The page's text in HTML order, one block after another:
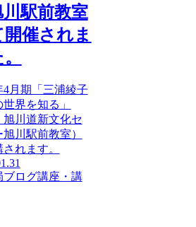
川駅前教室
開催されま
4月期「三浦綾子
界を知る」
旭川道新文化セ
旭川駅前教室）
れます。
ブログ講座・講